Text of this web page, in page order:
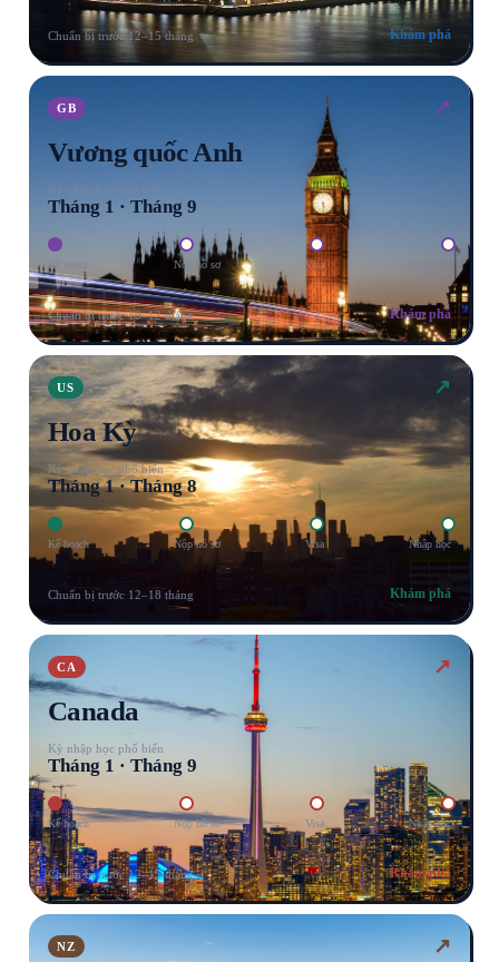
Chuẩn bị trước 12–15 tháng Khám phá
GB ↗
Vương quốc Anh
Kỳ nhập học phổ biến
Tháng 1 · Tháng 9
Kế hoạch Nộp hồ sơ Visa
Chuẩn bị trước 10–12 tháng Khám phá
US ↗
Hoa Kỳ
Kỳ nhập học phổ biến
Tháng 1 · Tháng 8
Kế hoạch Nộp hồ sơ Visa Nhập học
Chuẩn bị trước 12–18 tháng Khám phá
CA ↗
Canada
Kỳ nhập học phổ biến
Tháng 1 · Tháng 9
Kế hoạch Nộp hồ sơ Visa Nhập học
Chuẩn bị trước 12–15 tháng Khám phá
NZ ↗